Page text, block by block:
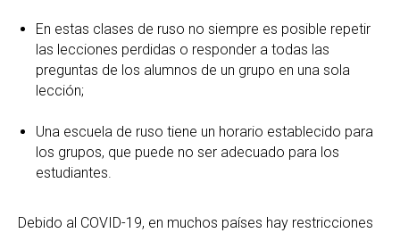
En estas clases de ruso no siempre es posible repetir
las lecciones perdidas o responder a todas las
preguntas de los alumnos de un grupo en una sola
lección;
Una escuela de ruso tiene un horario establecido para
los grupos, que puede no ser adecuado para los
estudiantes.
Debido al COVID-19, en muchos países hay restricciones